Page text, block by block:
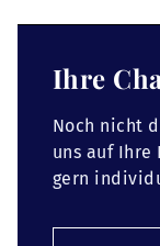
Ihre
Noch nicht
uns auf
gern